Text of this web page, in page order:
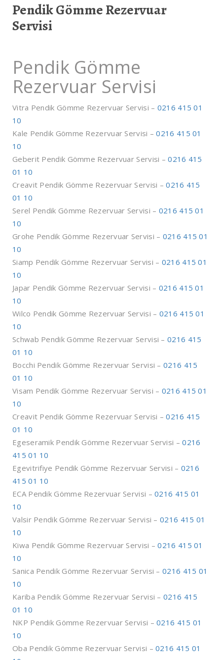
Pendik Gömme Rezervuar
Servisi
Pendik Gömme
Rezervuar Servisi
Vitra Pendik Gömme Rezervuar Servisi – 0216 415 01
10
Kale Pendik Gömme Rezervuar Servisi –0216 415 01
10
Geberit Pendik Gömme Rezervuar Servisi –0216 415
01 10
Creavit Pendik Gömme Rezervuar Servisi –0216 415
01 10
Serel Pendik Gömme Rezervuar Servisi – 0216 415 01
10
Grohe Pendik Gömme Rezervuar Servisi – 0216 415 01
10
Siamp Pendik Gömme Rezervuar Servisi – 0216 415 01
10
Japar Pendik Gömme Rezervuar Servisi – 0216 415 01
10
Wilco Pendik Gömme Rezervuar Servisi – 0216 415 01
10
Schwab Pendik Gömme Rezervuar Servisi – 0216 415
01 10
Bocchi Pendik Gömme Rezervuar Servisi – 0216 415
01 10
Visam Pendik Gömme Rezervuar Servisi – 0216 415 01
10
Creavit Pendik Gömme Rezervuar Servisi –0216 415
01 10
Egeseramik Pendik Gömme Rezervuar Servisi –0216
415 01 10
Egevitrifiye Pendik Gömme Rezervuar Servisi – 0216
415 01 10
ECA Pendik Gömme Rezervuar Servisi –0216 415 01
10
Valsir Pendik Gömme Rezervuar Servisi – 0216 415 01
10
Kiwa Pendik Gömme Rezervuar Servisi –0216 415 01
10
Sanica Pendik Gömme Rezervuar Servisi – 0216 415 01
10
Kariba Pendik Gömme Rezervuar Servisi – 0216 415
01 10
NKP Pendik Gömme Rezervuar Servisi –0216 415 01
10
Oba Pendik Gömme Rezervuar Servisi –0216 415 01